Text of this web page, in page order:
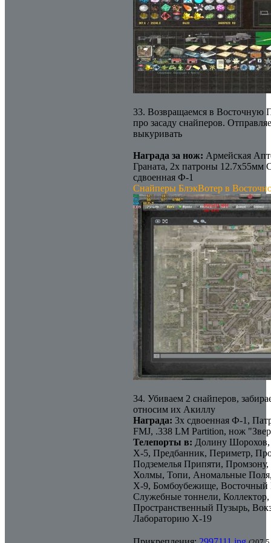
33. Возвращаемся в Восточную
про засаду снайперов.
выкуривать
Награда за нож: Армейская
Граната, 2х патроны 12.7х55мм
сдвоенная Ф-1
Снайперы БлэкВотер в
34. Убиваем 2 снайперов,
относим их Акиллу
Награда: 3х сдвоенная Ф-1,
FMJ, .338 LM Partition, нож
Телепорты в: Долину
Х-5, Предбанник, Периметр,
Подземелья Припяти,
Холмы, Топи, Аномальные
Х-9, Бомбоубежище, Восточный
Служебные тоннели, Коллектор,
Пространственный Пузырь,
Лабораторию Х-19